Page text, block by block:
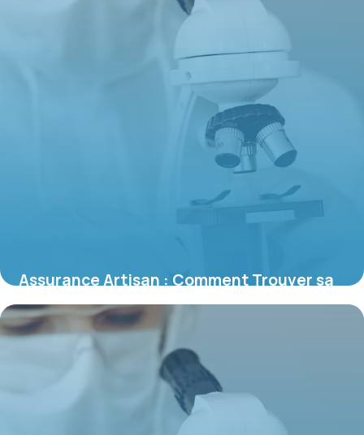
Assurance Artisan : Comment Trouver sa
Compagnie
7 juin 2026